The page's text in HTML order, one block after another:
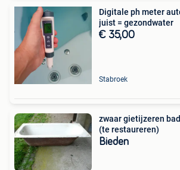
Digitale ph meter
juist = gezondwater
€ 35,00
Stabroek
zwaar gietijzeren
(te restaureren)
Bieden